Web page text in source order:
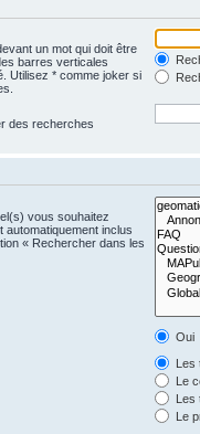
un mot qui doit être
barres verticales
Utilisez * comme joker si
des recherches
vous souhaitez
inclus
« Rechercher dans les
Oui
Les
Le
Les
Le